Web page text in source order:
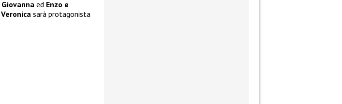
Giovanna ed Enzo e
Veronica sarà protagonista